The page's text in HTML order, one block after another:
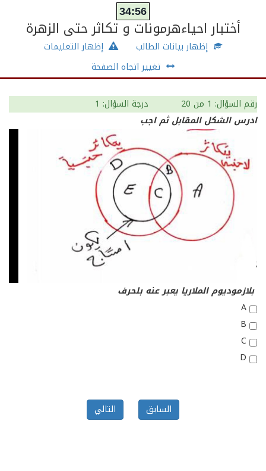
34:55
أختبار احياءهرمونات و تكاثر حتى الزهرة
إظهار بيانات الطالب
إظهار التعليمات
تغيير اتجاه الصفحة
رقم السؤال: 1 من 20
درجة السؤال: 1
ادرس الشكل المقابل ثم اجب
بلازموديوم الملاريا يعبر عنه بلحرف
A
B
C
D